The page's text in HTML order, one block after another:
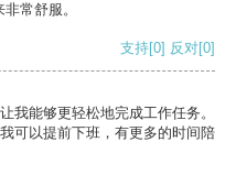
常舒服。
支持[0] 反对[0]
我能够更轻松地完成工作任务。
可以提前下班，有更多的时间陪